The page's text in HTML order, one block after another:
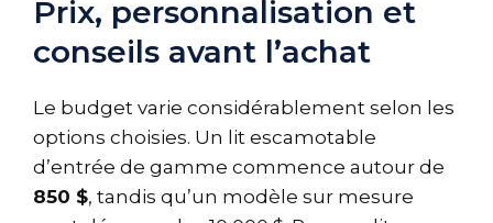
Prix, personnalisation et
conseils avant l’achat
Le budget varie considérablement selon les
options choisies. Un lit escamotable
d’entrée de gamme commence autour de
850 $, tandis qu’un modèle sur mesure